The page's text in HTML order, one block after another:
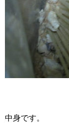
中身です。